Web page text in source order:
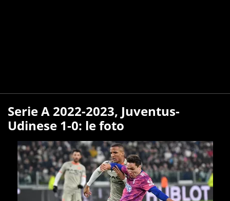
Serie A 2022-2023, Juventus-
Udinese 1-0: le foto